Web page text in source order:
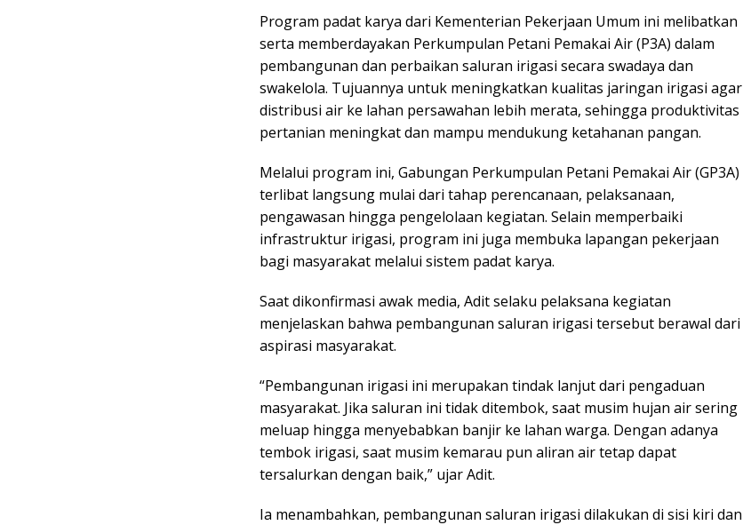
Program padat karya dari Kementerian Pekerjaan Umum ini melibatkan
serta memberdayakan Perkumpulan Petani Pemakai Air (P3A) dalam
pembangunan dan perbaikan saluran irigasi secara swadaya dan
swakelola. Tujuannya untuk meningkatkan kualitas jaringan irigasi agar
distribusi air ke lahan persawahan lebih merata, sehingga produktivitas
pertanian meningkat dan mampu mendukung ketahanan pangan.
Melalui program ini, Gabungan Perkumpulan Petani Pemakai Air (GP3A)
terlibat langsung mulai dari tahap perencanaan, pelaksanaan,
pengawasan hingga pengelolaan kegiatan. Selain memperbaiki
infrastruktur irigasi, program ini juga membuka lapangan pekerjaan
bagi masyarakat melalui sistem padat karya.
Saat dikonfirmasi awak media, Adit selaku pelaksana kegiatan
menjelaskan bahwa pembangunan saluran irigasi tersebut berawal dari
aspirasi masyarakat.
“Pembangunan irigasi ini merupakan tindak lanjut dari pengaduan
masyarakat. Jika saluran ini tidak ditembok, saat musim hujan air sering
meluap hingga menyebabkan banjir ke lahan warga. Dengan adanya
tembok irigasi, saat musim kemarau pun aliran air tetap dapat
tersalurkan dengan baik,” ujar Adit.
Ia menambahkan, pembangunan saluran irigasi dilakukan di sisi kiri dan